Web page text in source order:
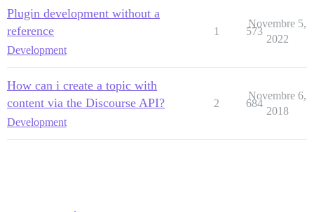
Plugin development without a
reference
Development
1 573
Novembre 5,
2022
How can i create a topic with
content via the Discourse API?
Development
2 684
Novembre 6,
2018